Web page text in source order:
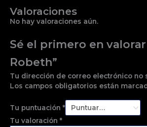
Valoraciones
No hay valoraciones aún.
Sé el primero en
Robeth”
Tu dirección de correo electrónico no
Los campos obligatorios están
Tu puntuación *
Tu valoración *